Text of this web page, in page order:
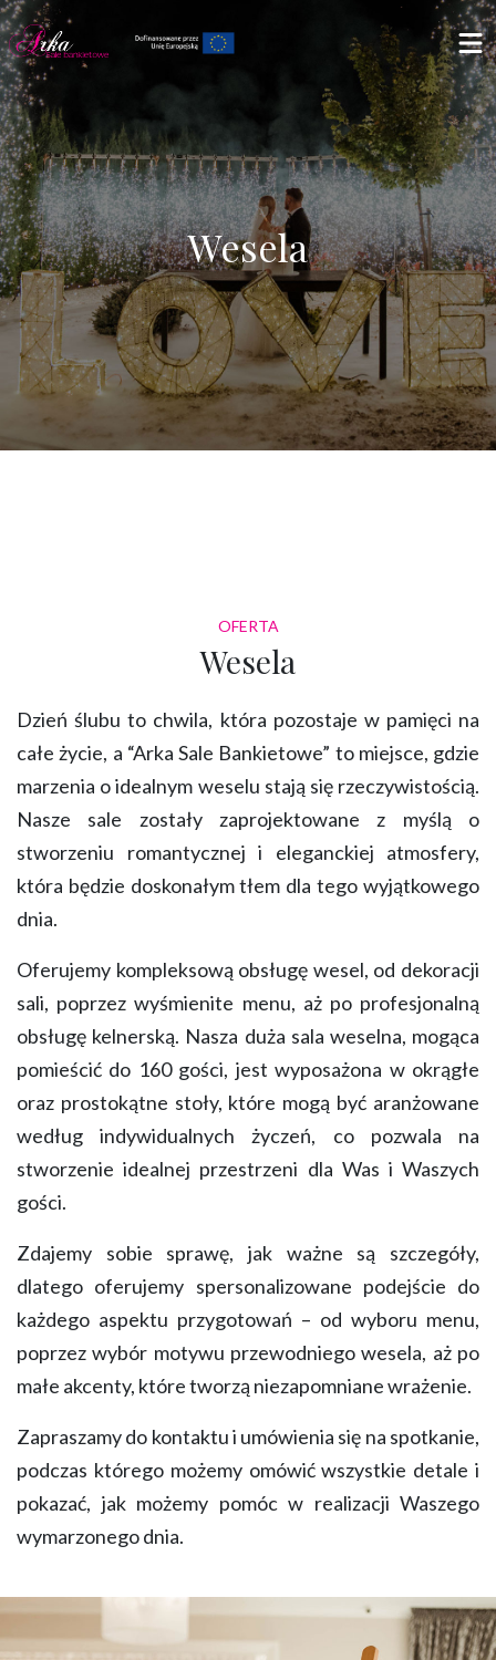
Wesela
OFERTA
Wesela
Dzień ślubu to chwila, która pozostaje w pamięci na
całe życie, a “Arka Sale Bankietowe” to miejsce, gdzie
marzenia o idealnym weselu stają się rzeczywistością.
Nasze sale zostały zaprojektowane z myślą o
stworzeniu romantycznej i eleganckiej atmosfery,
która będzie doskonałym tłem dla tego wyjątkowego
dnia.
Oferujemy kompleksową obsługę wesel, od dekoracji
sali, poprzez wyśmienite menu, aż po profesjonalną
obsługę kelnerską. Nasza duża sala weselna, mogąca
pomieścić do 160 gości, jest wyposażona w okrągłe
oraz prostokątne stoły, które mogą być aranżowane
według indywidualnych życzeń, co pozwala na
stworzenie idealnej przestrzeni dla Was i Waszych
gości.
Zdajemy sobie sprawę, jak ważne są szczegóły,
dlatego oferujemy spersonalizowane podejście do
każdego aspektu przygotowań – od wyboru menu,
poprzez wybór motywu przewodniego wesela, aż po
małe akcenty, które tworzą niezapomniane wrażenie.
Zapraszamy do kontaktu i umówienia się na spotkanie,
podczas którego możemy omówić wszystkie detale i
pokazać, jak możemy pomóc w realizacji Waszego
wymarzonego dnia.